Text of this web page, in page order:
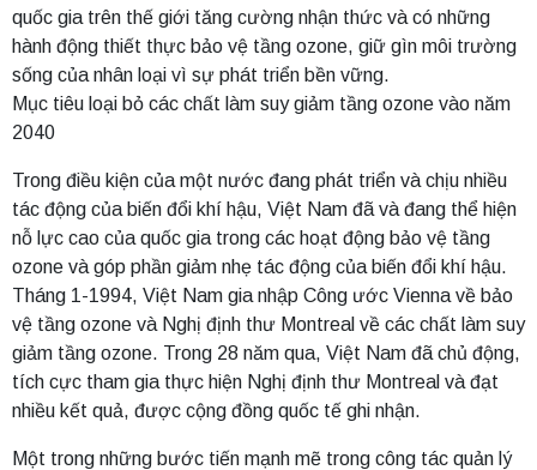
quốc gia trên thế giới tăng cường nhận thức và có những
hành động thiết thực bảo vệ tầng ozone, giữ gìn môi trường
sống của nhân loại vì sự phát triển bền vững.
Mục tiêu loại bỏ các chất làm suy giảm tầng ozone vào năm
2040
Trong điều kiện của một nước đang phát triển và chịu nhiều
tác động của biến đổi khí hậu, Việt Nam đã và đang thể hiện
nỗ lực cao của quốc gia trong các hoạt động bảo vệ tầng
ozone và góp phần giảm nhẹ tác động của biến đổi khí hậu.
Tháng 1-1994, Việt Nam gia nhập Công ước Vienna về bảo
vệ tầng ozone và Nghị định thư Montreal về các chất làm suy
giảm tầng ozone. Trong 28 năm qua, Việt Nam đã chủ động,
tích cực tham gia thực hiện Nghị định thư Montreal và đạt
nhiều kết quả, được cộng đồng quốc tế ghi nhận.
Một trong những bước tiến mạnh mẽ trong công tác quản lý